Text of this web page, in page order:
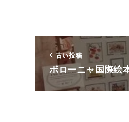
古い投稿
ボローニャ国際絵